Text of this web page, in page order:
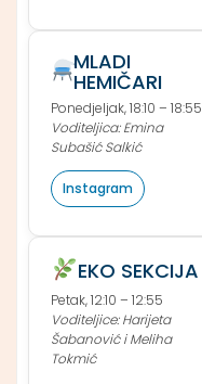
MLADI
HEMIČARI
Ponedjeljak, 18:10 – 18:55
Voditeljica: Emina
Subašić Salkić
Instagram
EKO SEKCIJA
Petak, 12:10 – 12:55
Voditeljice: Harijeta
Šabanović i Meliha
Tokmić